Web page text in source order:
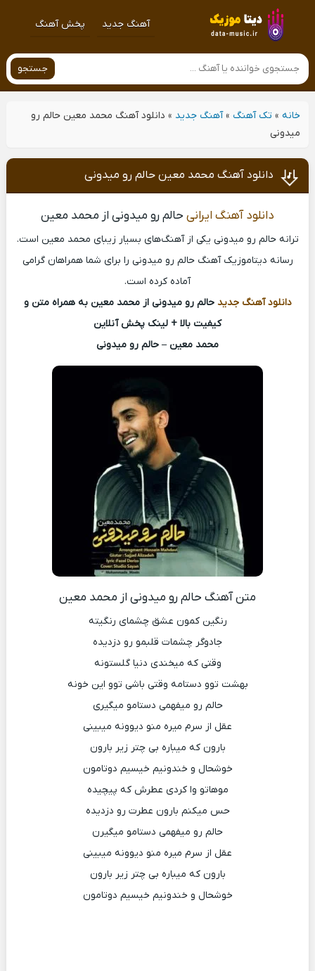
آهنگ جدید پخش آهنگ
جستجو
خانه» تک آهنگ »آهنگ جدید » دانلود آهنگ محمد معین حالم رو
میدونی
دانلود آهنگ محمد معین حالم رو میدونی
دانلود آهنگ ایرانی حالم رو میدونی از محمد معین
ترانه حالم رو میدونی یکی از آهنگ‌های بسیار زیبای محمد معین است.
رسانه دیتاموزیک آهنگ حالم رو میدونی را برای شما همراهان گرامی
آماده کرده است.
دانلود آهنگ جدید حالم رو میدونی از محمد معین به همراه متن و
کیفیت بالا + لینک پخش آنلاین
محمد معین – حالم رو میدونی
متن آهنگ حالم رو میدونی از محمد معین
رنگین کمون عشق چشمای رنگیته
جادوگر چشمات قلبمو رو دزدیده
وقتی که میخندی دنیا گلستونه
بهشت توو دستامه وقتی باشی توو این خونه
حالم رو میفهمی دستامو میگیری
عقل از سرم میره منو دیوونه میبینی
بارون که میباره بی چتر زیر بارون
خوشحال و خندونیم خیسیم دوتامون
موهاتو وا کردی عطرش که پیچیده
حس میکنم بارون عطرت رو دزدیده
حالم رو میفهمی دستامو میگیرن
عقل از سرم میره منو دیوونه میبینی
بارون که میباره بی چتر زیر بارون
خوشحال و خندونیم خیسیم دوتامون